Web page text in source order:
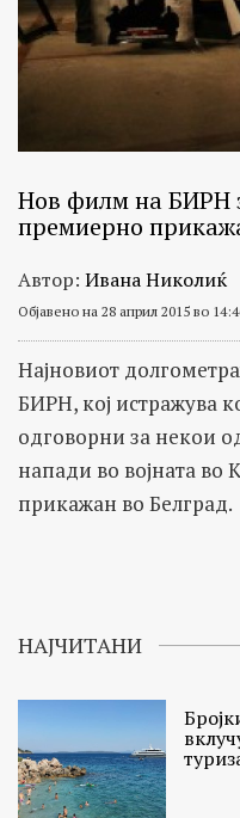
Нов филм на БИРН
премиерно
Автор: Ивана Николиќ
Објавено на 28 април 2015 во
Најновиот
БИРН, кој истражува
одговорни за некои
напади во војната
прикажан во Белград.
НАЈЧИТАНИ